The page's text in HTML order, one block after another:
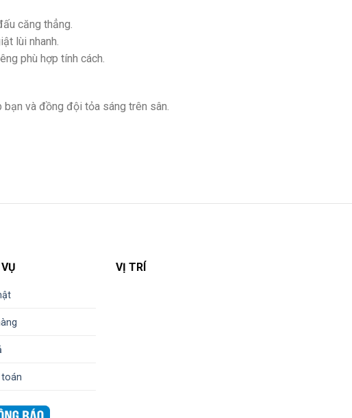
căng thẳng.
lùi nhanh.
phù hợp tính cách.
và đồng đội tỏa sáng trên sân.
VỊ TRÍ